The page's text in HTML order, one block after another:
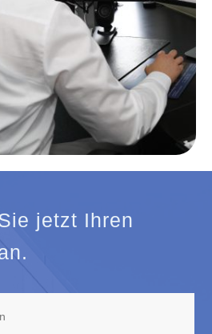
jetzt Ihren